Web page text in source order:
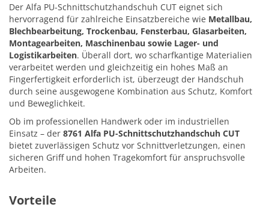
Der Alfa PU-Schnittschutzhandschuh CUT eignet sich
hervorragend für zahlreiche Einsatzbereiche wie Metallbau,
Blechbearbeitung, Trockenbau, Fensterbau, Glasarbeiten,
Montagearbeiten, Maschinenbau sowie Lager- und
Logistikarbeiten. Überall dort, wo scharfkantige Materialien
verarbeitet werden und gleichzeitig ein hohes Maß an
Fingerfertigkeit erforderlich ist, überzeugt der Handschuh
durch seine ausgewogene Kombination aus Schutz, Komfort
und Beweglichkeit.
Ob im professionellen Handwerk oder im industriellen
Einsatz – der 8761 Alfa PU-Schnittschutzhandschuh CUT
bietet zuverlässigen Schutz vor Schnittverletzungen, einen
sicheren Griff und hohen Tragekomfort für anspruchsvolle
Arbeiten.
Vorteile